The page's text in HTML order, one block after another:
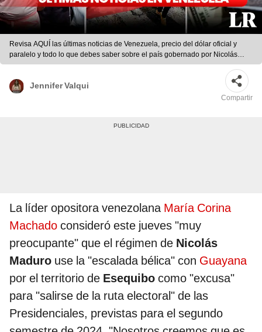
Revisa AQUÍ las últimas noticias de Venezuela, precio del dólar oficial y
paralelo y todo lo que debes saber sobre el país gobernado por Nicolás
Maduro. Foto: composición LR/Fabrizio Oviedo
Jennifer Valqui
Compartir
La líder opositora venezolana María Corina
Machado consideró este jueves "muy
preocupante" que el régimen de Nicolás
Maduro use la "escalada bélica" con Guayana
por el territorio de Esequibo como "excusa"
para "salirse de la ruta electoral" de las
Presidenciales, previstas para el segundo